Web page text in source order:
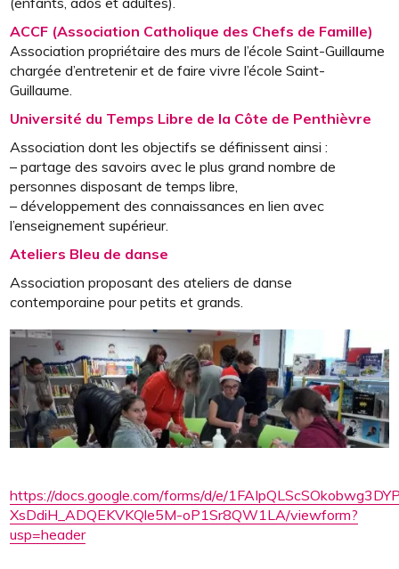
ACCF (Association Catholique des Chefs de Famille)
Association propriétaire des murs de l’école Saint-Guillaume
chargée d’entretenir et de faire vivre l’école Saint-
Guillaume.
Université du Temps Libre de la Côte de Penthièvre
Association dont les objectifs se définissent ainsi :
– partage des savoirs avec le plus grand nombre de
personnes disposant de temps libre,
– développement des connaissances en lien avec
l’enseignement supérieur.
Ateliers Bleu de danse
Association proposant des ateliers de danse
contemporaine pour petits et grands.
https://docs.google.com/forms/d/e/
XsDdiH_ADQEKVKQle5M-oP1Sr8QW1LA/viewform?
usp=header